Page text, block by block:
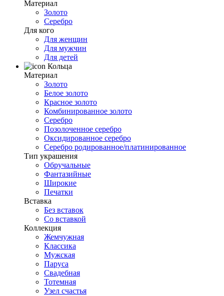
Материал
Золото
Серебро
Для кого
Для женщин
Для мужчин
Для детей
Кольца
Материал
Золото
Белое золото
Красное золото
Комбинированное золото
Серебро
Позолоченное серебро
Оксидированное серебро
Серебро родированное/платинированное
Тип украшения
Обручальные
Фантазийные
Широкие
Печатки
Вставка
Без вставок
Со вставкой
Коллекция
Жемчужная
Классика
Мужская
Паруса
Свадебная
Тотемная
Узел счастья